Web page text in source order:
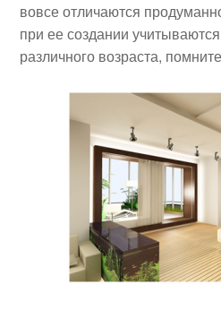
вовсе отличаются
при ее создании
различного возраста,